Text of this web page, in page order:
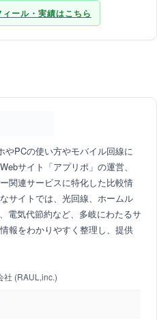
ール・実績はこちら
やPCの使い方やモバイル回線に
サイト「アプリポ」の運営、
関連サービスに特化した比較情
サイトでは、光回線、ホームル
電気代節約など、多岐にわたるサ
報をわかりやすく整理し、提供
社 (RAUL,inc.)